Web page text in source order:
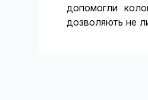
допомогли
дозволяють не